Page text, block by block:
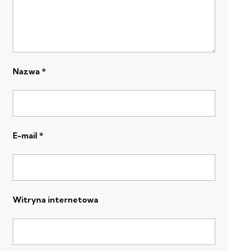
Nazwa *
E-mail *
Witryna internetowa